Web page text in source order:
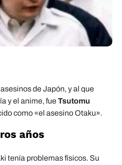
de Japón, y al que
y el anime, fueTsutomu
como «el asesino Otaku».
años
tenía problemas físicos. Su